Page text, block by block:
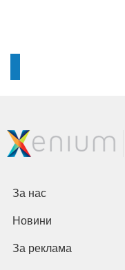
За нас
Новини
За реклама